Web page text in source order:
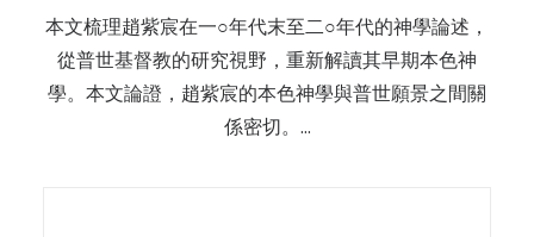
本文梳理趙紫宸在一○年代末至二○年代的神學論述，
從普世基督教的研究視野，重新解讀其早期本色神
學。本文論證，趙紫宸的本色神學與普世願景之間關
係密切。…